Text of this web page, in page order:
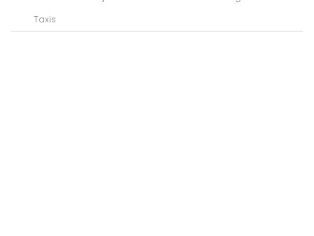
Taxis